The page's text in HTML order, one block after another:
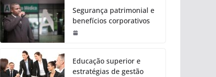
Segurança patrimonial e
benefícios corporativos
Educação superior e
estratégias de gestão